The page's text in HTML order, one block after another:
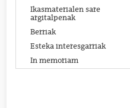
Ikasmaterialen sare
argitalpenak
Berriak
Esteka interesgarriak
In memoriam